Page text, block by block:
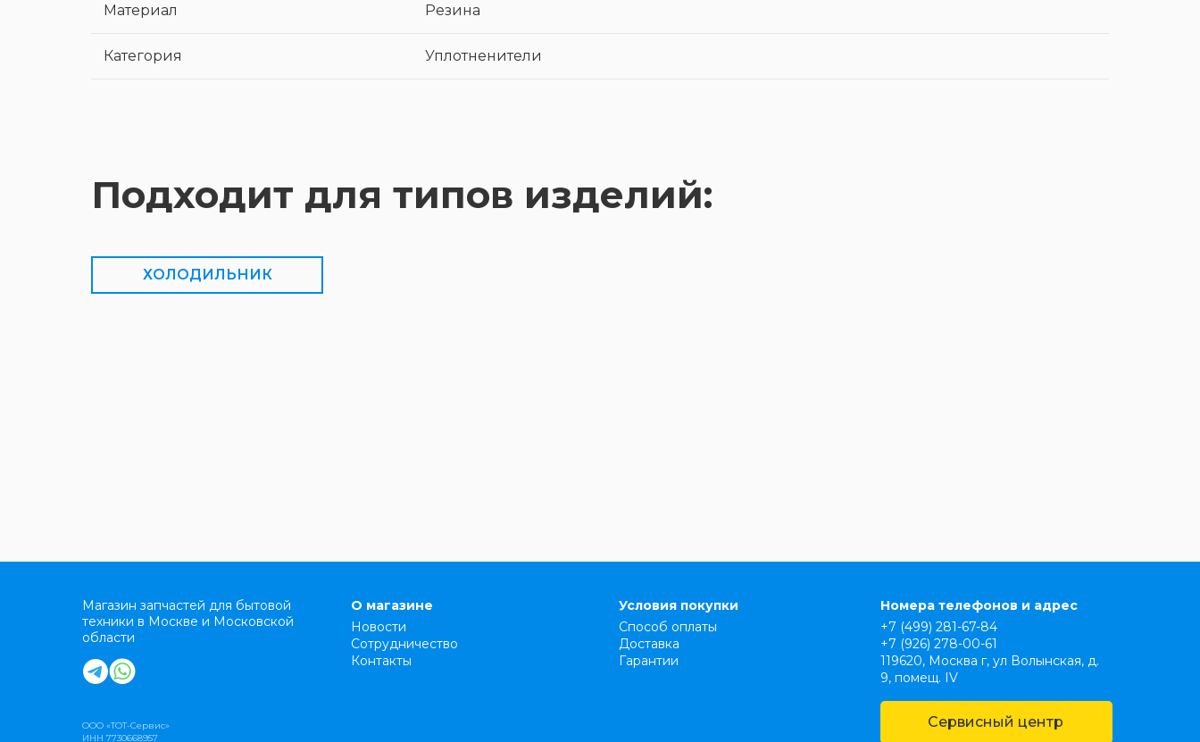
Материал Резина
Категория Уплотненители
Подходит для типов изделий:
ХОЛОДИЛЬНИК
Магазин запчастей для бытовой
техники в Москве и Московской
области
ООО «ТОТ-Сервис»
ИНН 7730668957
О магазине
Новости
Сотрудничество
Контакты
Условия покупки
Способ оплаты
Доставка
Гарантии
Номера телефонов и адрес
+7 (499) 281-67-84
+7 (926) 278-00-61
119620, Москва г, ул Волынская, д.
9, помещ. IV
Сервисный центр